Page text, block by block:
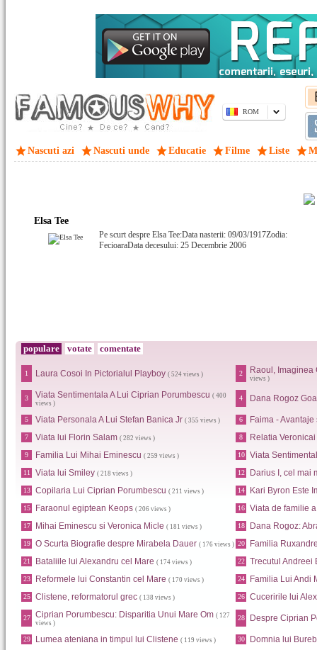
ROM
Nascuti azi Nascuti unde Educatie Filme Liste
Elsa Tee
Pe scurt despre Elsa Tee:Data nasterii: 09/03/1917Zodia:
FecioaraData decesului: 25 Decembrie 2006
populare votate comentate
1 Laura Cosoi In Pictorialul Playboy ( 524 views ) 2 Raoul,
views )
3 Viata Sentimentala A Lui Ciprian Porumbescu ( 400
views )
4 Dana Rogoz
5 Viata Personala A Lui Stefan Banica Jr ( 355 views ) 6 Faima -
7 Viata lui Florin Salam ( 282 views ) 8 Relatia
9 Familia Lui Mihai Eminescu ( 259 views ) 10 Viata
11 Viata lui Smiley ( 218 views ) 12 Darius I, cel mai
13 Copilaria Lui Ciprian Porumbescu ( 211 views ) 14 Kari Byron Este
15 Faraonul egiptean Keops ( 206 views ) 16 Viata de familie
17 Mihai Eminescu si Veronica Micle ( 181 views ) 18 Dana Rogoz:
19 O Scurta Biografie despre Mirabela Dauer ( 176 views ) 20 Familia
21 Bataliile lui Alexandru cel Mare ( 174 views ) 22 Trecutul Andreei
23 Reformele lui Constantin cel Mare ( 170 views ) 24 Familia Lui Andi
25 Clistene, reformatorul grec ( 138 views ) 26 Cuceririle lui
27 Ciprian Porumbescu: Disparitia Unui Mare Om ( 127
views )
28 Despre Ciprian
29 Lumea ateniana in timpul lui Clistene ( 119 views ) 30 Domnia lui